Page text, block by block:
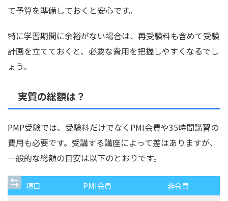
て予算を準備しておくと安心です。
特に学習期間に余裕がない場合は、再受験料も含めて受験
計画を立てておくと、必要な費用を把握しやすくなるでし
ょう。
実質の総額は？
PMP受験では、受験料だけでなくPMI会費や35時間講習の
費用も必要です。受講する講座によって差はありますが、
一般的な総額の目安は以下のとおりです。
項目 PMI会員
非会員